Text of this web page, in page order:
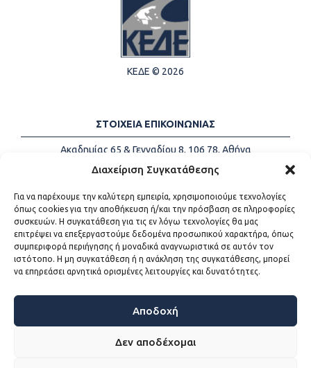
Διαχείριση Συγκατάθεσης
Για να παρέχουμε την καλύτερη εμπειρία, χρησιμοποιούμε τεχνολογίες
όπως cookies για την αποθήκευση ή/και την πρόσβαση σε πληροφορίες
συσκευών. Η συγκατάθεση για τις εν λόγω τεχνολογίες θα μας
επιτρέψει να επεξεργαστούμε δεδομένα προσωπικού χαρακτήρα, όπως
συμπεριφορά περιήγησης ή μοναδικά αναγνωριστικά σε αυτόν τον
ιστότοπο. Η μη συγκατάθεση ή η ανάκληση της συγκατάθεσης, μπορεί
να επηρεάσει αρνητικά ορισμένες λειτουργίες και δυνατότητες.
Αποδοχή
Δεν αποδέχομαι
ΚΕΔΕ © 2026
ΣΤΟΙΧΕΙΑ ΕΠΙΚΟΙΝΩΝΙΑΣ
Ακαδημίας 65 & Γενναδίου 8, 106 78, Αθήνα
Τηλέφωνα:
+30 213-2147500
Email:
info@kede.gr
ΧΡΗΣΙΜΟΙ ΣΥΝΔΕΣΜΟΙ
Η ΚΕΔΕ
Sitemap
Προσβασιμότητα
Όροι χρήσης